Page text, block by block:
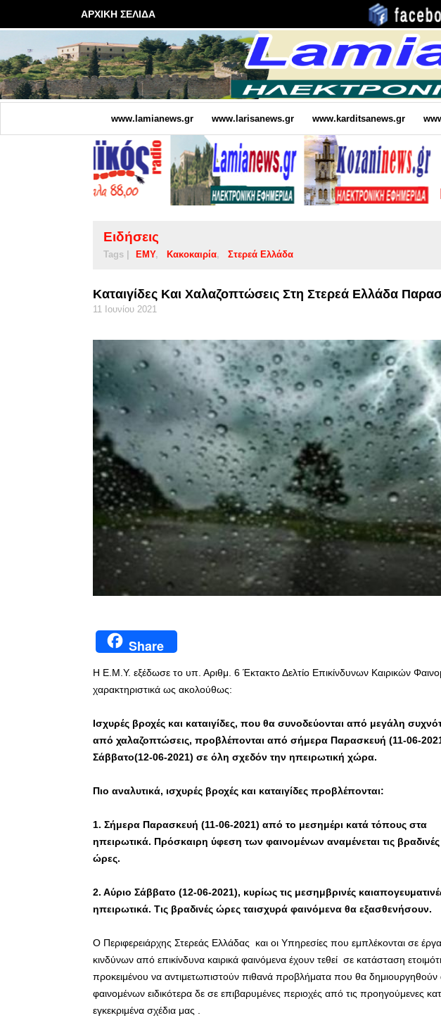
ΑΡΧΙΚΗ ΣΕΛΙΔΑ
www.lamianews.gr www.larisanews.gr www.karditsanews.gr
Ειδήσεις
Tags | ΕΜΥ Κακοκαιρία Στερεά Ελλάδα
Καταιγίδες Και Χαλαζοπτώσεις Στη Στερεά Ελλάδα
11 Ιουνίου 2021
Share
Η Ε.Μ.Υ. εξέδωσε το υπ. Αριθμ. 6 Έκτακτο Δελτίο Επικίνδυνων Καιρικών
χαρακτηριστικά ως ακολούθως:
Ισχυρές βροχές και καταιγίδες, που θα συνοδεύονται από μεγάλη
από χαλαζοπτώσεις, προβλέπονται από σήμερα Παρασκευή (11-06-
Σάββατο(12-06-2021) σε όλη σχεδόν την ηπειρωτική χώρα.
Πιο αναλυτικά, ισχυρές βροχές και καταιγίδες προβλέπονται:
1. Σήμερα Παρασκευή (11-06-2021) από το μεσημέρι κατά τόπους στα
ηπειρωτικά. Πρόσκαιρη ύφεση των φαινομένων αναμένεται τις βραδινές
ώρες.
2. Αύριο Σάββατο (12-06-2021), κυρίως τις μεσημβρινές
ηπειρωτικά. Τις βραδινές ώρες ταισχυρά φαινόμενα θα εξασθενήσουν.
Ο Περιφερειάρχης Στερεάς Ελλάδας και οι Υπηρεσίες που εμπλέκονται σε
κινδύνων από επικίνδυνα καιρικά φαινόμενα έχουν τεθεί σε κατάσταση
προκειμένου να αντιμετωπιστούν πιθανά προβλήματα που θα
φαινομένων ειδικότερα δε σε επιβαρυμένες περιοχές από τις προηγούμενες
εγκεκριμένα σχέδια μας .